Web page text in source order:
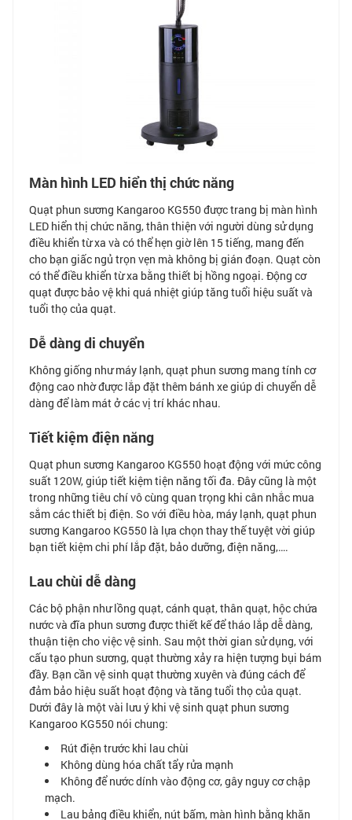
Màn hình LED hiển thị chức năng
Quạt phun sương Kangaroo KG550 được trang bị màn hình
LED hiển thị chức năng, thân thiện với người dùng sử dụng
điều khiển từ xa và có thể hẹn giờ lên 15 tiếng, mang đến
cho bạn giấc ngủ trọn vẹn mà không bị gián đoạn. Quạt còn
có thể điều khiển từ xa bằng thiết bị hồng ngoại. Động cơ
quạt được bảo vệ khi quá nhiệt giúp tăng tuổi hiệu suất và
tuổi thọ của quạt.
Dễ dàng di chuyển
Không giống như máy lạnh, quạt phun sương mang tính cơ
động cao nhờ được lắp đặt thêm bánh xe giúp di chuyển dễ
dàng để làm mát ở các vị trí khác nhau.
Tiết kiệm điện năng
Quạt phun sương Kangaroo KG550 hoạt động với mức công
suất 120W, giúp tiết kiệm tiện năng tối đa. Đây cũng là một
trong những tiêu chí vô cùng quan trọng khi cân nhắc mua
sắm các thiết bị điện. So với điều hòa, máy lạnh, quạt phun
sương Kangaroo KG550 là lựa chọn thay thế tuyệt vời giúp
bạn tiết kiệm chi phí lắp đặt, bảo dưỡng, điện năng,….
Lau chùi dễ dàng
Các bộ phận như lồng quạt, cánh quạt, thân quạt, hộc chứa
nước và đĩa phun sương được thiết kế để tháo lắp dễ dàng,
thuận tiện cho việc vệ sinh. Sau một thời gian sử dụng, với
cấu tạo phun sương, quạt thường xảy ra hiện tượng bụi bám
đầy. Bạn cần vệ sinh quạt thường xuyên và đúng cách để
đảm bảo hiệu suất hoạt động và tăng tuổi thọ của quạt.
Dưới đây là một vài lưu ý khi vệ sinh quạt phun sương
Kangaroo KG550 nói chung:
Rút điện trước khi lau chùi
Không dùng hóa chất tẩy rửa mạnh
Không để nước dính vào động cơ, gây nguy cơ chập
mạch.
Lau bảng điều khiển, nút bấm, màn hình bằng khăn